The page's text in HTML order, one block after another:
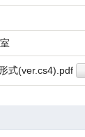
式(ver.cs4).pdf